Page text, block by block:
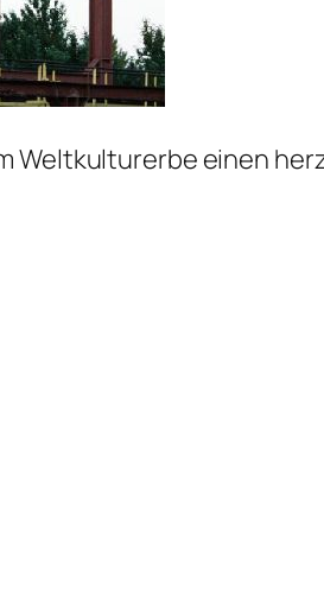
Weltkulturerbe einen